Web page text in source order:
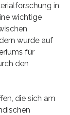
in
wichtige
wurde auf
für
den
die sich am